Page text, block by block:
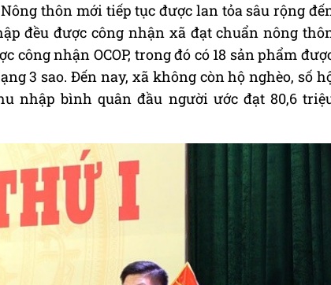
thôn mới tiếp tục được lan tỏa sâu rộng
đều được công nhận xã đạt chuẩn nông
công nhận OCOP, trong đó có 18 sản phẩm
3 sao. Đến nay, xã không còn hộ nghèo, số
nhập bình quân đầu người ước đạt 80,6